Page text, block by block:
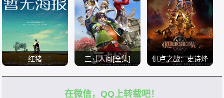
/ / /
红猪 三寸人间[全集]
俱卢之战：史诗烽
在微信，QQ上转载吧！